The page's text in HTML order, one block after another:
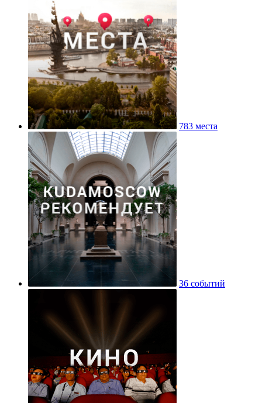
783 места
36 событий